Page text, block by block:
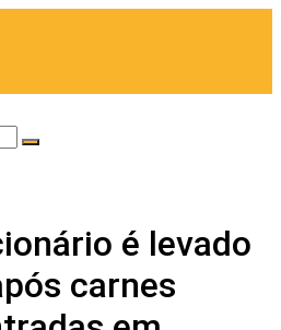
é levado
carnes